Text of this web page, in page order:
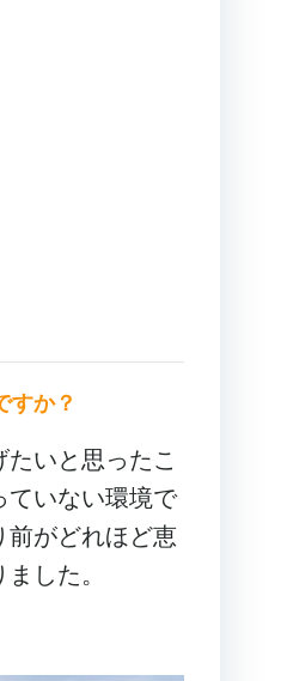
か？
いと思ったこ
ていない環境で
前がどれほど恵
した。